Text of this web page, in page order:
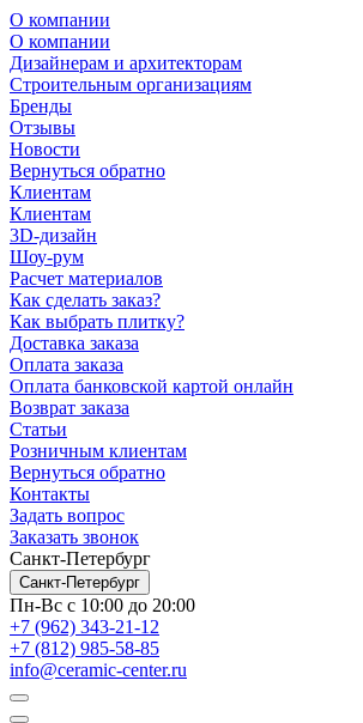
О компании
О компании
Дизайнерам и архитекторам
Строительным организациям
Бренды
Отзывы
Новости
Вернуться обратно
Клиентам
Клиентам
3D-дизайн
Шоу-рум
Расчет материалов
Как сделать заказ?
Как выбрать плитку?
Доставка заказа
Оплата заказа
Оплата банковской картой онлайн
Возврат заказа
Статьи
Розничным клиентам
Вернуться обратно
Контакты
Задать вопрос
Заказать звонок
Санкт-Петербург
Санкт-Петербург
Пн-Вс с 10:00 до 20:00
+7 (962) 343-21-12
+7 (812) 985-58-85
info@ceramic-center.ru